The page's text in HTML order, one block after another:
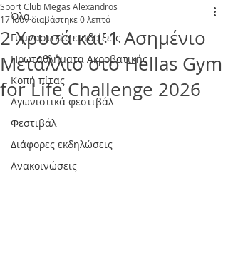
Όλα
Γυμναστικές επιδείξεις
Πρωταθλήματα Ακροβατικής
Κοπή πίτας
Αγωνιστικά φεστιβάλ
Φεστιβάλ
Διάφορες εκδηλώσεις
Ανακοινώσεις
2 Χρυσά και 1 Ασημένιο
Μετάλλιο στο Hellas Gym
for Life Challenge 2026
Sport Club Megas Alexandros
17 Ιουνδιαβάστηκε 0 λεπτά